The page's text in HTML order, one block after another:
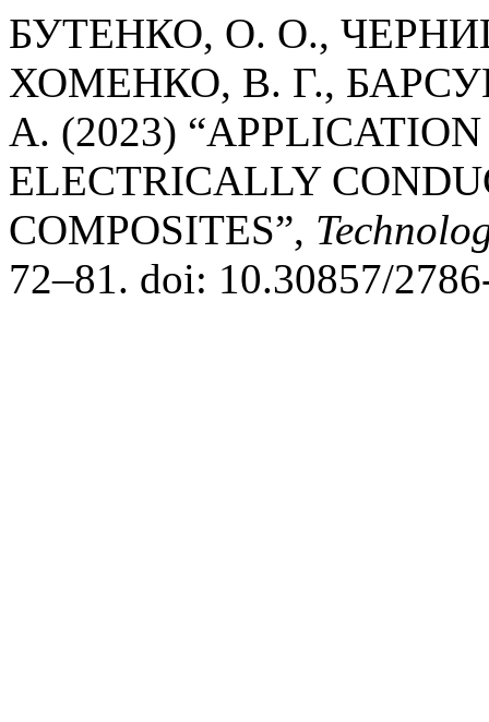
БУТЕНКО, О. О.,
ХОМЕНКО, В. Г.,
А. (2023)
ELECTRICALLY
COMPOSITES”,
72–81. doi: 10.30857/